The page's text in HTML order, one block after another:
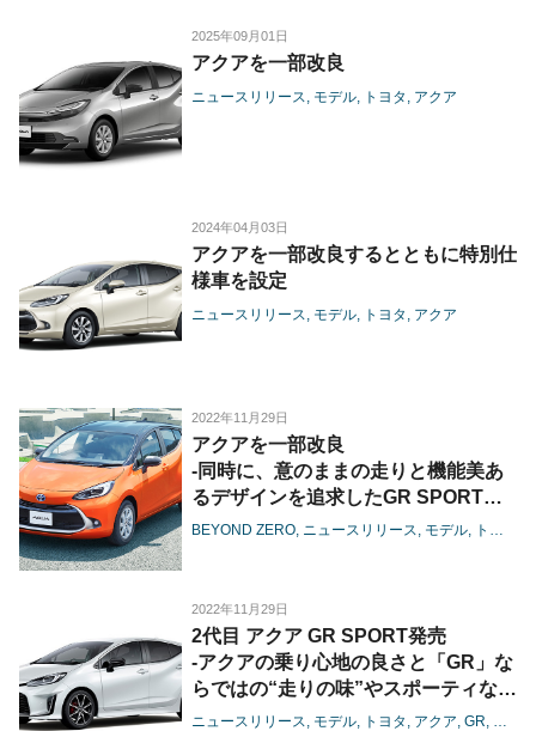
2025年09月01日
アクアを一部改良
ニュースリリース モデル トヨタ アクア
2024年04月03日
アクアを一部改良するとともに特別仕
様車を設定
ニュースリリース モデル トヨタ アクア
2022年11月29日
アクアを一部改良
-同時に、意のままの走りと機能美あ
るデザインを追求したGR SPORTを
追加-
BEYOND ZERO ニュースリリース モデル トヨタ
2022年11月29日
2代目 アクア GR SPORT発売
-アクアの乗り心地の良さと「GR」な
らではの“走りの味”やスポーティなデ
ザインを両立、「GR SPORT」のモ
ニュースリリース モデル トヨタ アクア GR GR